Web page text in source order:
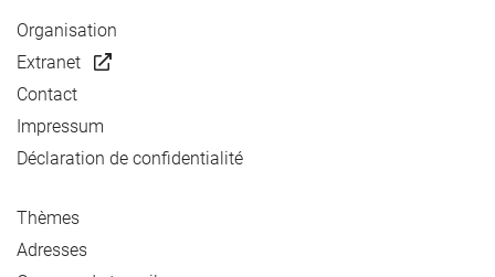
Organisation
Extranet
Contact
Impressum
Déclaration de confidentialité
Thèmes
Adresses